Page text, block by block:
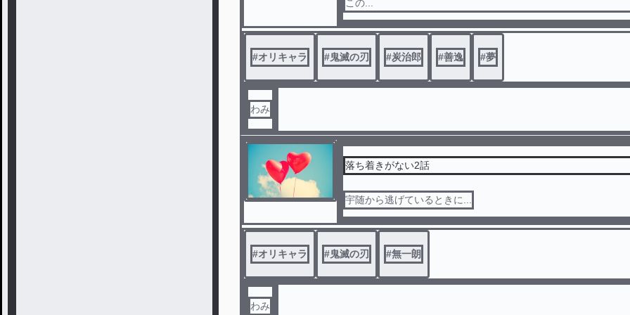
この...
#オリキャラ #鬼滅の刃 #炭治郎 #善逸 #夢
わみ
落ち着きがない2話
宇随から逃げているときに...
#オリキャラ #鬼滅の刃 #無一朗
わみ